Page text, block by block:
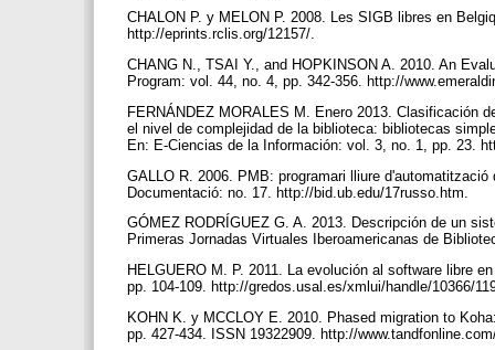
CHALON P. y MELON P. 2008. Les SIGB libres en
http://eprints.rclis.org/12157/.
CHANG N., TSAI Y., and HOPKINSON A. 2010. An
Program: vol. 44, no. 4, pp. 342-356. http://
FERNÁNDEZ MORALES M. Enero 2013. Clasificación
el nivel de complejidad de la biblioteca: bibliotecas
En: E-Ciencias de la Información: vol. 3, no. 1, pp. 23.
GALLO R. 2006. PMB: programari lliure
Documentació: no. 17. http://bid.ub.edu/17russo.htm.
GÓMEZ RODRÍGUEZ G. A. 2013. Descripción de un
Primeras Jornadas Virtuales Iberoamericanas de
HELGUERO M. P. 2011. La evolución al software libre
pp. 104-109. http://gredos.usal.es/xmlui/handle/10366/
KOHN K. y MCCLOY E. 2010. Phased migration to
pp. 427-434. ISSN 19322909. http://